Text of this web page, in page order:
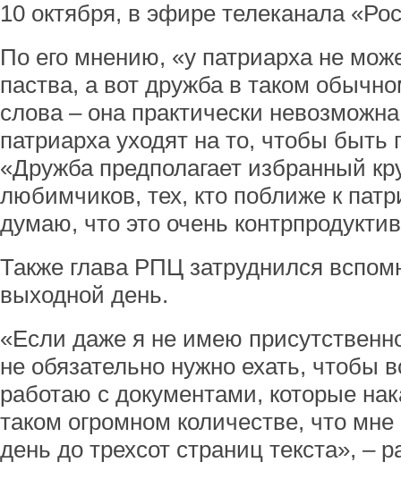
10 октября, в эфире телеканала
По его мнению, «у патриарха не
паства, а вот дружба в таком
слова – она практически
патриарха уходят на то, чтобы
«Дружба предполагает избранный
любимчиков, тех, кто поближе к
думаю, что это очень
Также глава РПЦ затруднился
выходной день.
«Если даже я не имею
не обязательно нужно ехать, чтобы
работаю с документами, которые
таком огромном количестве, что
день до трехсот страниц текста», –